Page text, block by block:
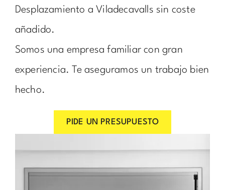
Desplazamiento a Viladecavalls sin coste
añadido.
Somos una empresa familiar con gran
experiencia. Te aseguramos un trabajo bien
hecho.
PIDE UN PRESUPUESTO